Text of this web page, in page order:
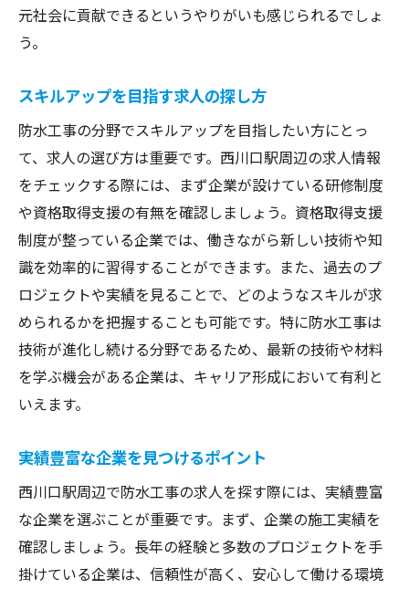
特殊技術が求められる理由
信頼できる防水工事業者の見つけ方西川口駅ガ
イド
口コミや評判の利用法
施工実績から選ぶポイント
資格保有の重要性
長期的な信頼関係を築く方法
アフターサービスの有無
専門家に相談するメリット
西川口駅の防水工事求人で未来を築くためのス
テップ
長期的なキャリア形成のために
面接成功のためのアドバイス
転職活動を成功させる戦略
自分に合った求人を見つける
元社会に貢献できるというやりがいも感じられるでしょ
う。
スキルアップを目指す求人の探し方
防水工事の分野でスキルアップを目指したい方にとっ
て、求人の選び方は重要です。西川口駅周辺の求人情報
をチェックする際には、まず企業が設けている研修制度
や資格取得支援の有無を確認しましょう。資格取得支援
制度が整っている企業では、働きながら新しい技術や知
識を効率的に習得することができます。また、過去のプ
ロジェクトや実績を見ることで、どのようなスキルが求
められるかを把握することも可能です。特に防水工事は
技術が進化し続ける分野であるため、最新の技術や材料
を学ぶ機会がある企業は、キャリア形成において有利と
いえます。
実績豊富な企業を見つけるポイント
西川口駅周辺で防水工事の求人を探す際には、実績豊富
な企業を選ぶことが重要です。まず、企業の施工実績を
確認しましょう。長年の経験と多数のプロジェクトを手
掛けている企業は、信頼性が高く、安心して働ける環境